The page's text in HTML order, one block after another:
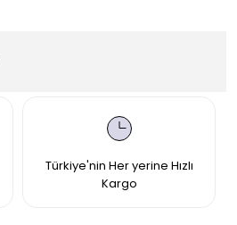
Türkiye'nin Her yerine Hızlı
Kargo